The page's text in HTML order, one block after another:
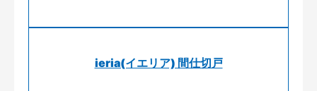
ieria(イエリア) 間仕切戸